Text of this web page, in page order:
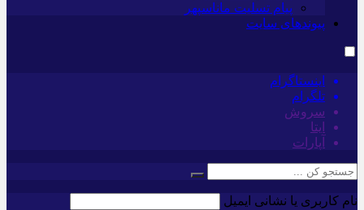
پیام تسلیت ماناسپهر
پیوندهای سایت
اینستاگرام
تلگرام
سروش
ایتا
آپارات
نام کاربری یا نشانی ایمیل